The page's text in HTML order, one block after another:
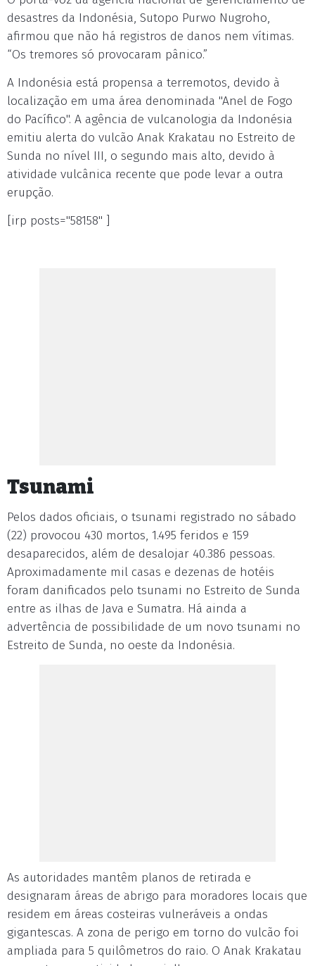
desastres da Indonésia, Sutopo Purwo Nugroho,
afirmou que não há registros de danos nem vítimas.
“Os tremores só provocaram pânico.”
A Indonésia está propensa a terremotos, devido à
localização em uma área denominada "Anel de Fogo
do Pacífico". A agência de vulcanologia da Indonésia
emitiu alerta do vulcão Anak Krakatau no Estreito de
Sunda no nível III, o segundo mais alto, devido à
atividade vulcânica recente que pode levar a outra
erupção.
[irp posts="58158" ]
Tsunami
Pelos dados oficiais, o tsunami registrado no sábado
(22) provocou 430 mortos, 1.495 feridos e 159
desaparecidos, além de desalojar 40.386 pessoas.
Aproximadamente mil casas e dezenas de hotéis
foram danificados pelo tsunami no Estreito de Sunda
entre as ilhas de Java e Sumatra. Há ainda a
advertência de possibilidade de um novo tsunami no
Estreito de Sunda, no oeste da Indonésia.
As autoridades mantêm planos de retirada e
designaram áreas de abrigo para moradores locais que
residem em áreas costeiras vulneráveis a ondas
gigantescas. A zona de perigo em torno do vulcão foi
ampliada para 5 quilômetros do raio. O Anak Krakatau